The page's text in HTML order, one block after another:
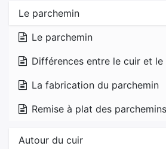
Le parchemin
Le parchemin
Différences entre le cuir et le
La fabrication du parchemin
Remise à plat des parchemins
Autour du cuir